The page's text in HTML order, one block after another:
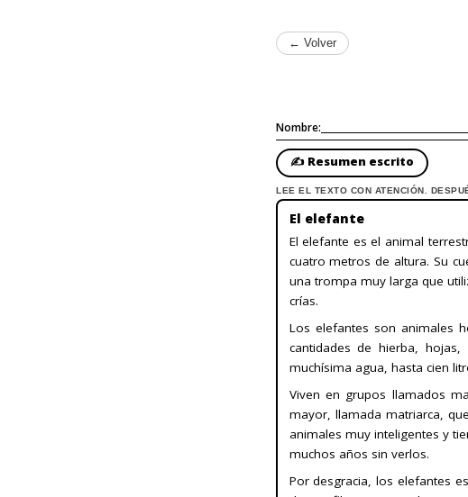
← Volver
Nombre:
✍️ Resumen escrito
LEE EL TEXTO CON ATENCIÓN.
El elefante
El elefante es el animal
cuatro metros de altura. Su
una trompa muy larga que
crías.
Los elefantes son animales
cantidades de hierba,
muchísima agua, hasta cien
Viven en grupos llamados
mayor, llamada matriarca,
animales muy inteligentes y
muchos años sin verlos.
Por desgracia, los elefantes